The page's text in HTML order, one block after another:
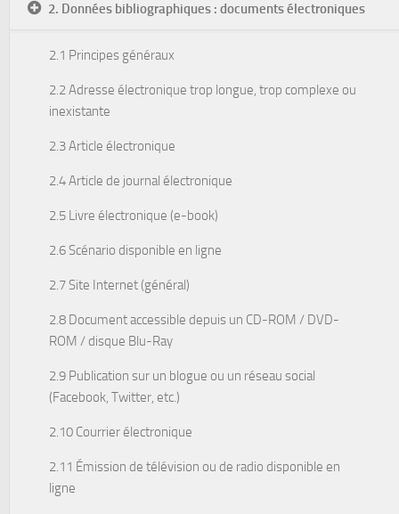
2. Données bibliographiques : documents électroniques
2.1 Principes généraux
2.2 Adresse électronique trop longue, trop complexe ou
inexistante
2.3 Article électronique
2.4 Article de journal électronique
2.5 Livre électronique (e-book)
2.6 Scénario disponible en ligne
2.7 Site Internet (général)
2.8 Document accessible depuis un CD-ROM / DVD-
ROM / disque Blu-Ray
2.9 Publication sur un blogue ou un réseau social
(Facebook, Twitter, etc.)
2.10 Courrier électronique
2.11 Émission de télévision ou de radio disponible en
ligne